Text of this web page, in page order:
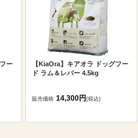
ー
【KiaOra】キアオラ ドッグフー
ド ラム＆レバー 4.5kg
販売価格 14,300円(税込)